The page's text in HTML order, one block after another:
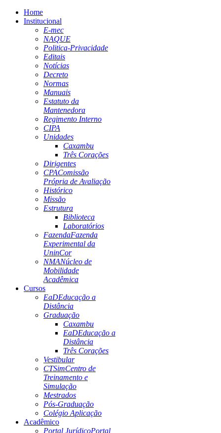
Home
Institucional
E-mec
NAQUE
Politica-Privacidade
Editais
Notícias
Decreto
Normas
Manuais
Estatuto da
Mantenedora
Regimento Interno
CIPA
Unidades
Caxambu
Três Corações
Dirigentes
CPAComissão
Própria de Avaliação
Histórico
Missão
Estrutura
Biblioteca
Laboratórios
FazendaFazenda
Experimental da
UninCor
NMANúcleo de
Mobilidade
Acadêmica
Cursos
EaDEducação a
Distância
Graduação
Caxambu
EaDEducação a
Distância
Três Corações
Vestibular
CTSimCentro de
Treinamento e
Simulação
Mestrados
Pós-Graduação
Colégio Aplicação
Acadêmico
Portal JurídicoPortal